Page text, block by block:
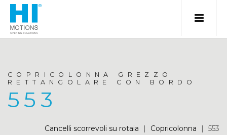
COPRICOLONNA GREZZO
RETTANGOLARE CON BORDO
553
Cancelli scorrevoli su rotaia | Copricolonna | 553